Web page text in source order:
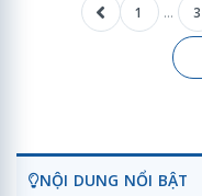
1 … 3
NỘI DUNG NỔI BẬT